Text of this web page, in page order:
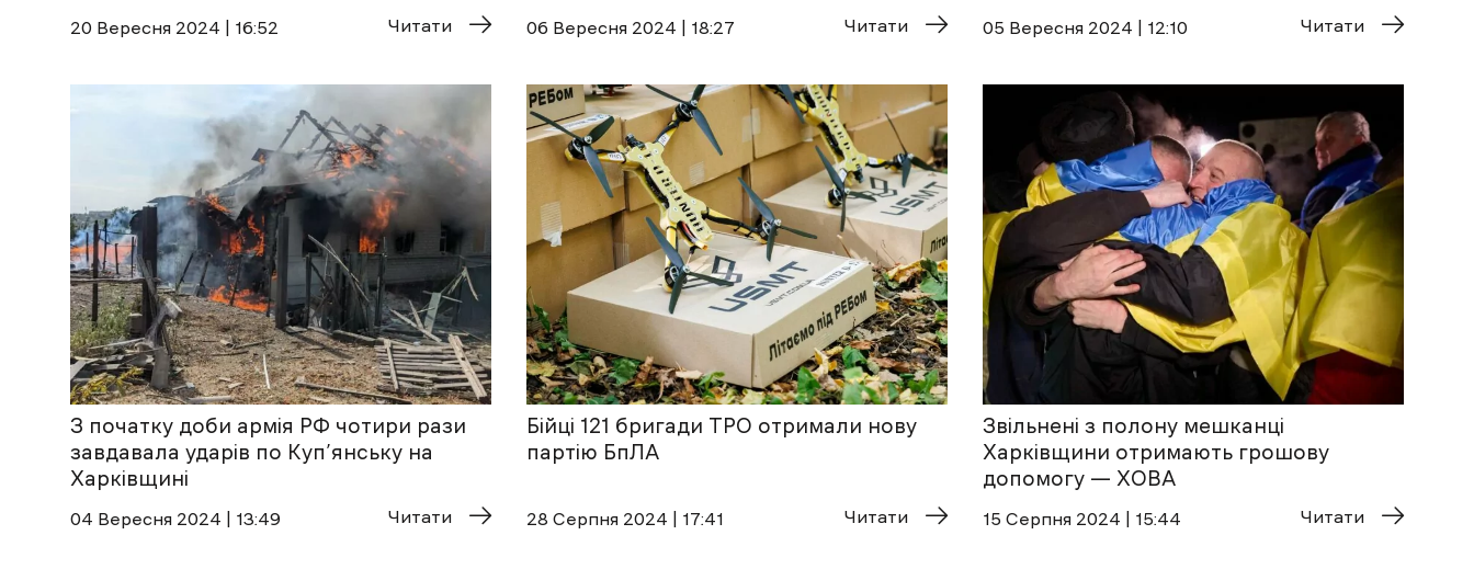
20 Вересня 2024 | 16:52 Читати 06 Вересня 2024 | 18:27 Читати 05 Вересня 2024 | 12:10 Читати
З початку доби армія РФ чотири рази
завдавала ударів по Куп’янську на
Харківщині
04 Вересня 2024 | 13:49 Читати
Бійці 121 бригади ТРО отримали нову
партію БпЛА
28 Cерпня 2024 | 17:41 Читати
Звільнені з полону мешканці
Харківщини отримають грошову
допомогу — ХОВА
15 Cерпня 2024 | 15:44 Читати